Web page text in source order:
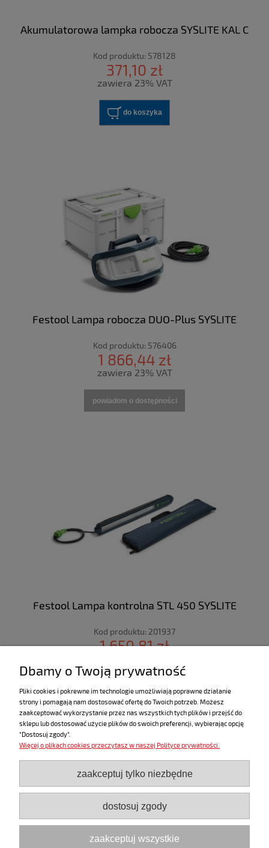
Akumulatorowa lampka robocza SYSLITE KAL C
Kod produktu: 578128
371,10 zł
zawiera 23% VAT
do koszyka
Festool Lampa robocza DUO-Plus SYSLITE
Kod produktu: 576406
1 866,44 zł
zawiera 23% VAT
powiadom o dostępności
Festool Lampa kontrolna STL 450 SYSLITE
Kod produktu: 201937
1 650,81 zł
do koszyka
POMOC
MOJE KONTO
INFORMACJE
Dbamy o Twoją prywatność
Pliki cookies i pokrewne im technologie umożliwiają poprawne działanie
strony i pomagają nam dostosować ofertę do Twoich potrzeb. Możesz
zaakceptować wykorzystanie przez nas wszystkich tych plików i przejść do
sklepu lub dostosować użycie plików do swoich preferencji, wybierając opcję
"Dostosuj zgody".
Więcej o plikach cookies przeczytasz w naszej Polityce prywatności.
zaakceptuj tylko niezbędne
dostosuj zgody
zaakceptuj wszystkie